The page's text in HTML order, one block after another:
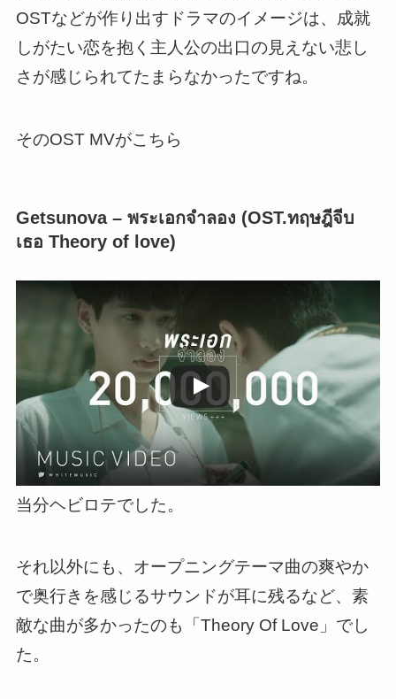
OSTなどが作り出すドラマのイメージは、 成就
しがたい恋を抱く主人公の出口の見えない悲し
さが感じられてたまらなかったですね。
そのOST MVがこちら
Getsunova – พระเอกจำลอง (OST.ทฤษฎีจีบ
เธอ Theory of love)
この動画を YouTube で視聴
当分ヘビロテでした。
それ以外にも、 オープニングテーマ曲の爽やか
で奥行きを感じるサウンドが耳に残るなど、素
敵な曲が多かったのも「Theory Of Love」でし
た。